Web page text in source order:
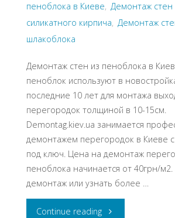
пеноблока в Киеве, Демонтаж стен
силикатного кирпича, Демонтаж
шлакоблока
Демонтаж стен из пеноблока в
пеноблок используют в
последние 10 лет для монтажа
перегородок толщиной в 10-15см.
Demontag.kiev.ua занимается
демонтажем перегородок в Киеве
под ключ. Цена на демонтаж
пеноблока начинается от 40грн/м2.
демонтаж или узнать более …
Continue reading"Демонтаж